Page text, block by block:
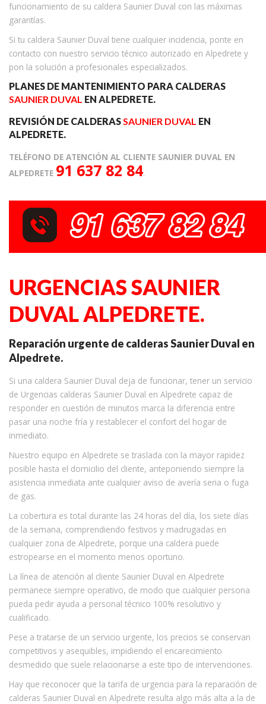
funcionamiento de su caldera Saunier Duval con las máximas
garantías.
Si tu caldera Saunier Duval tiene cualquier incidencia, ponte en
contacto con nuestro servicio técnico autorizado en Alpedrete y
pon la solución a profesionales especializados.
PLANES DE MANTENIMIENTO PARA CALDERAS
SAUNIER DUVAL EN ALPEDRETE.
REVISIÓN DE CALDERASSAUNIER DUVAL EN
ALPEDRETE.
TELÉFONO DE ATENCIÓN AL CLIENTE SAUNIER DUVAL EN
ALPEDRETE 91 637 82 84.
URGENCIAS SAUNIER
DUVAL ALPEDRETE.
Reparación urgente de calderas Saunier Duval en
Alpedrete.
Si una caldera Saunier Duval deja de funcionar, tener un servicio
de Urgencias calderas Saunier Duval en Alpedrete capaz de
responder en cuestión de minutos marca la diferencia entre
pasar una noche fría y restablecer el confort del hogar de
inmediato.
Nuestro equipo en Alpedrete se traslada con la mayor rapidez
posible hasta el domicilio del cliente, anteponiendo siempre la
asistencia inmediata ante cualquier aviso de avería seria o fuga
de gas.
La cobertura es total durante las 24 horas del día, los siete días
de la semana, comprendiendo festivos y madrugadas en
cualquier zona de Alpedrete, porque una caldera puede
estropearse en el momento menos oportuno.
La línea de atención al cliente Saunier Duval en Alpedrete
permanece siempre operativo, de modo que cualquier persona
pueda pedir ayuda a personal técnico 100% resolutivo y
cualificado.
Pese a tratarse de un servicio urgente, los precios se conservan
competitivos y asequibles, impidiendo el encarecimiento
desmedido que suele relacionarse a este tipo de intervenciones.
Hay que reconocer que la tarifa de urgencia para la reparación de
calderas Saunier Duval en Alpedrete resulta algo más alta a la de